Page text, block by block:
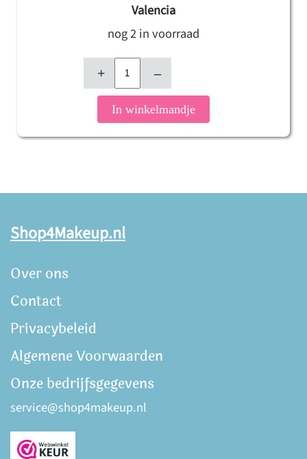
Valencia
nog 2 in voorraad
+ –
In winkelmandje
Shop4Makeup.nl
Over ons
Contact
Privacybeleid
Algemene Voorwaarden
Onze bedrijfsgegevens
service@shop4makeup.nl